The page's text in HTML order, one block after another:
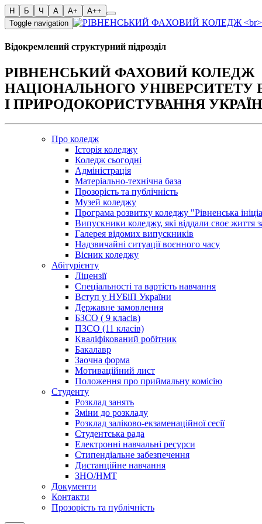
Toggle navigation
Відокремлений структурний підрозділ
РІВНЕНСЬКИЙ ФАХОВИЙ КОЛЕДЖ
НАЦІОНАЛЬНОГО УНІВЕРСИТЕТУ
І ПРИРОДОКОРИСТУВАННЯ
Про коледж
Історія коледжу
Коледж сьогодні
Адміністрація
Матеріально-технічна база
Прозорість та публічність
Музей коледжу
Програма розвитку коледжу "Рівненська
Випускники коледжу, які віддали своє життя
Галерея відомих випускників
Надзвичайні ситуації воєнного часу
Вісник коледжу
Абітурієнту
Ліцензії
Спеціальності та вартість навчання
Вступ у НУБіП України
Державне замовлення
БЗСО ( 9 класів)
ПЗСО (11 класів)
Кваліфікований робітник
Бакалавр
Заочна форма
Мотиваційний лист
Положення про приймальну комісію
Студенту
Розклад занять
Зміни до розкладу
Розклад заліково-екзаменаційної сесії
Студентська рада
Електронні навчальні ресурси
Стипендіальне забезпечення
Дистанційне навчання
ЗНО/НМТ
Документи
Контакти
Прозорість та публічність